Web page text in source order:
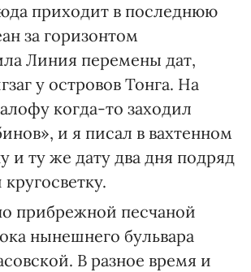
приходит в последнюю
за горизонтом
Линия перемены дат,
у островов Тонга. На
когда-то заходил
и я писал в вахтенном
и ту же дату два дня подряд
прибрежной песчаной
нынешнего бульвара
В разное время и